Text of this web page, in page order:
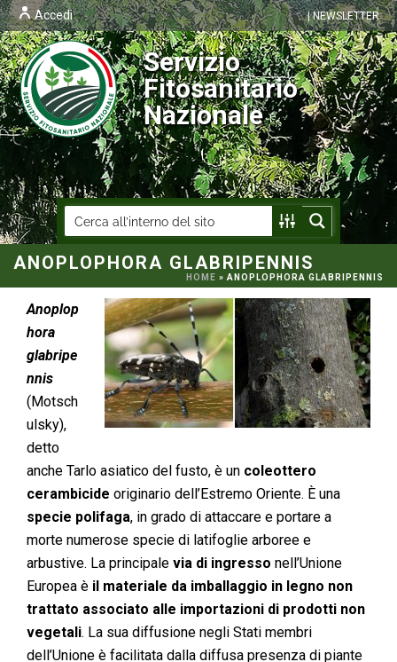
| NEWSLETTER
Accedi
Servizio
Fitosanitario
Nazionale
ANOPLOPHORA GLABRIPENNIS
HOME » ANOPLOPHORA GLABRIPENNIS
Anoplop
hora
glabripe
nnis
(Motsch
ulsky),
detto
anche Tarlo asiatico del fusto, è un coleottero
cerambicide originario dell’Estremo Oriente. È una
specie polifaga, in grado di attaccare e portare a
morte numerose specie di latifoglie arboree e
arbustive. La principale via di ingresso nell’Unione
Europea è il materiale da imballaggio in legno non
trattato associato alle importazioni di prodotti non
vegetali. La sua diffusione negli Stati membri
dell’Unione è facilitata dalla diffusa presenza di piante